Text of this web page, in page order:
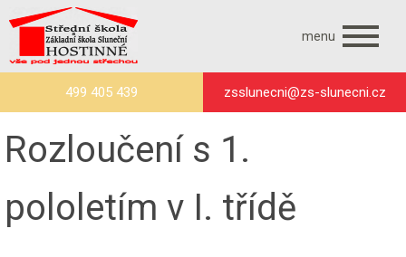
menu
499 405 439 zsslunecni@zs-slunecni.cz
Rozloučení s 1.
pololetím v I. třídě